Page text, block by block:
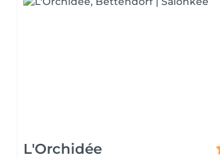
L'Orchidée